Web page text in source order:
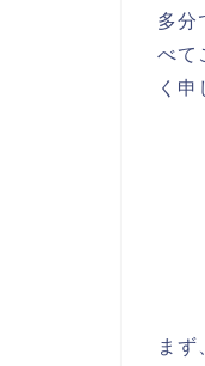
多分
べて
く申
まず